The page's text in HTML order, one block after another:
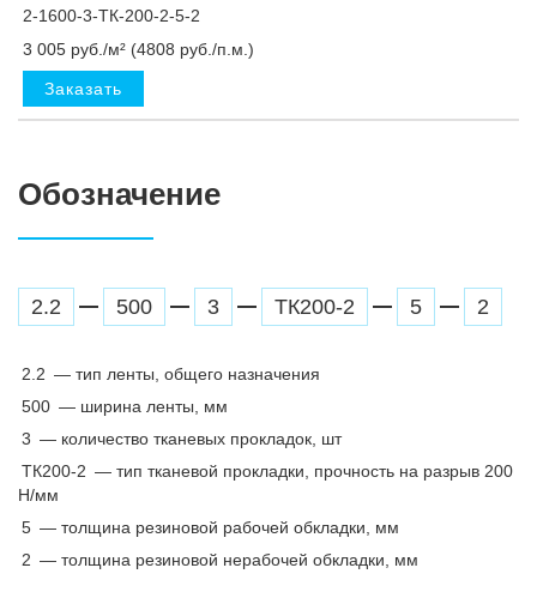
2-1600-3-ТК-200-2-5-2
3 005 руб./м² (4808 руб./п.м.)
Заказать
Обозначение
2.2 500 3 ТК200-2 5 2
2.2 — тип ленты, общего назначения
500 — ширина ленты, мм
3 — количество тканевых прокладок, шт
ТК200-2 — тип тканевой прокладки, прочность на разрыв 200
Н/мм
5 — толщина резиновой рабочей обкладки, мм
2 — толщина резиновой нерабочей обкладки, мм